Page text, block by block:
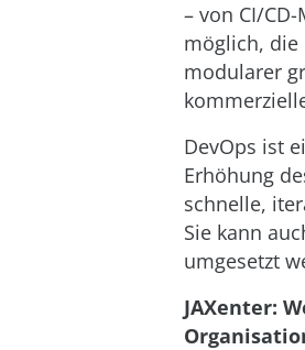
– von CI/
möglich, die
modularer
DevOps ist
Erhöhung
schnelle,
Sie kann
umgesetzt
JAXenter: